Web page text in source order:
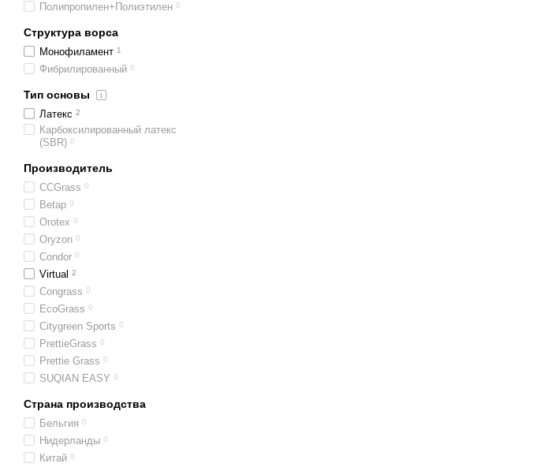
Полипропилен+Полиэтилен 0
Структура ворса
Монофиламент 1
Фибрилированный 0
Тип основы
Латекс 2
Карбоксилированный латекс
(SBR) 0
Производитель
CCGrass 0
Betap 0
Orotex 0
Oryzon 0
Condor 0
Virtual 2
Congrass 0
EcoGrass 0
Citygreen Sports 0
PrettieGrass 0
Prettie Grass 0
SUQIAN EASY 0
Страна производства
Бельгия 0
Нидерланды 0
Китай 0